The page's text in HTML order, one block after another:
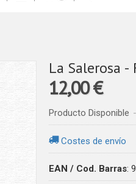
La Salerosa
12,00 €
Producto Disponible -
Costes de envío
EAN / Cod. Barras: